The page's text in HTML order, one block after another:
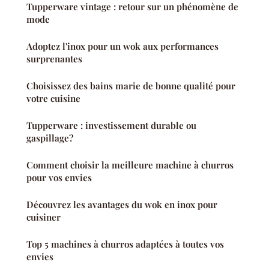
Tupperware vintage : retour sur un phénomène de
mode
Adoptez l'inox pour un wok aux performances
surprenantes
Choisissez des bains marie de bonne qualité pour
votre cuisine
Tupperware : investissement durable ou
gaspillage?
Comment choisir la meilleure machine à churros
pour vos envies
Découvrez les avantages du wok en inox pour
cuisiner
Top 5 machines à churros adaptées à toutes vos
envies